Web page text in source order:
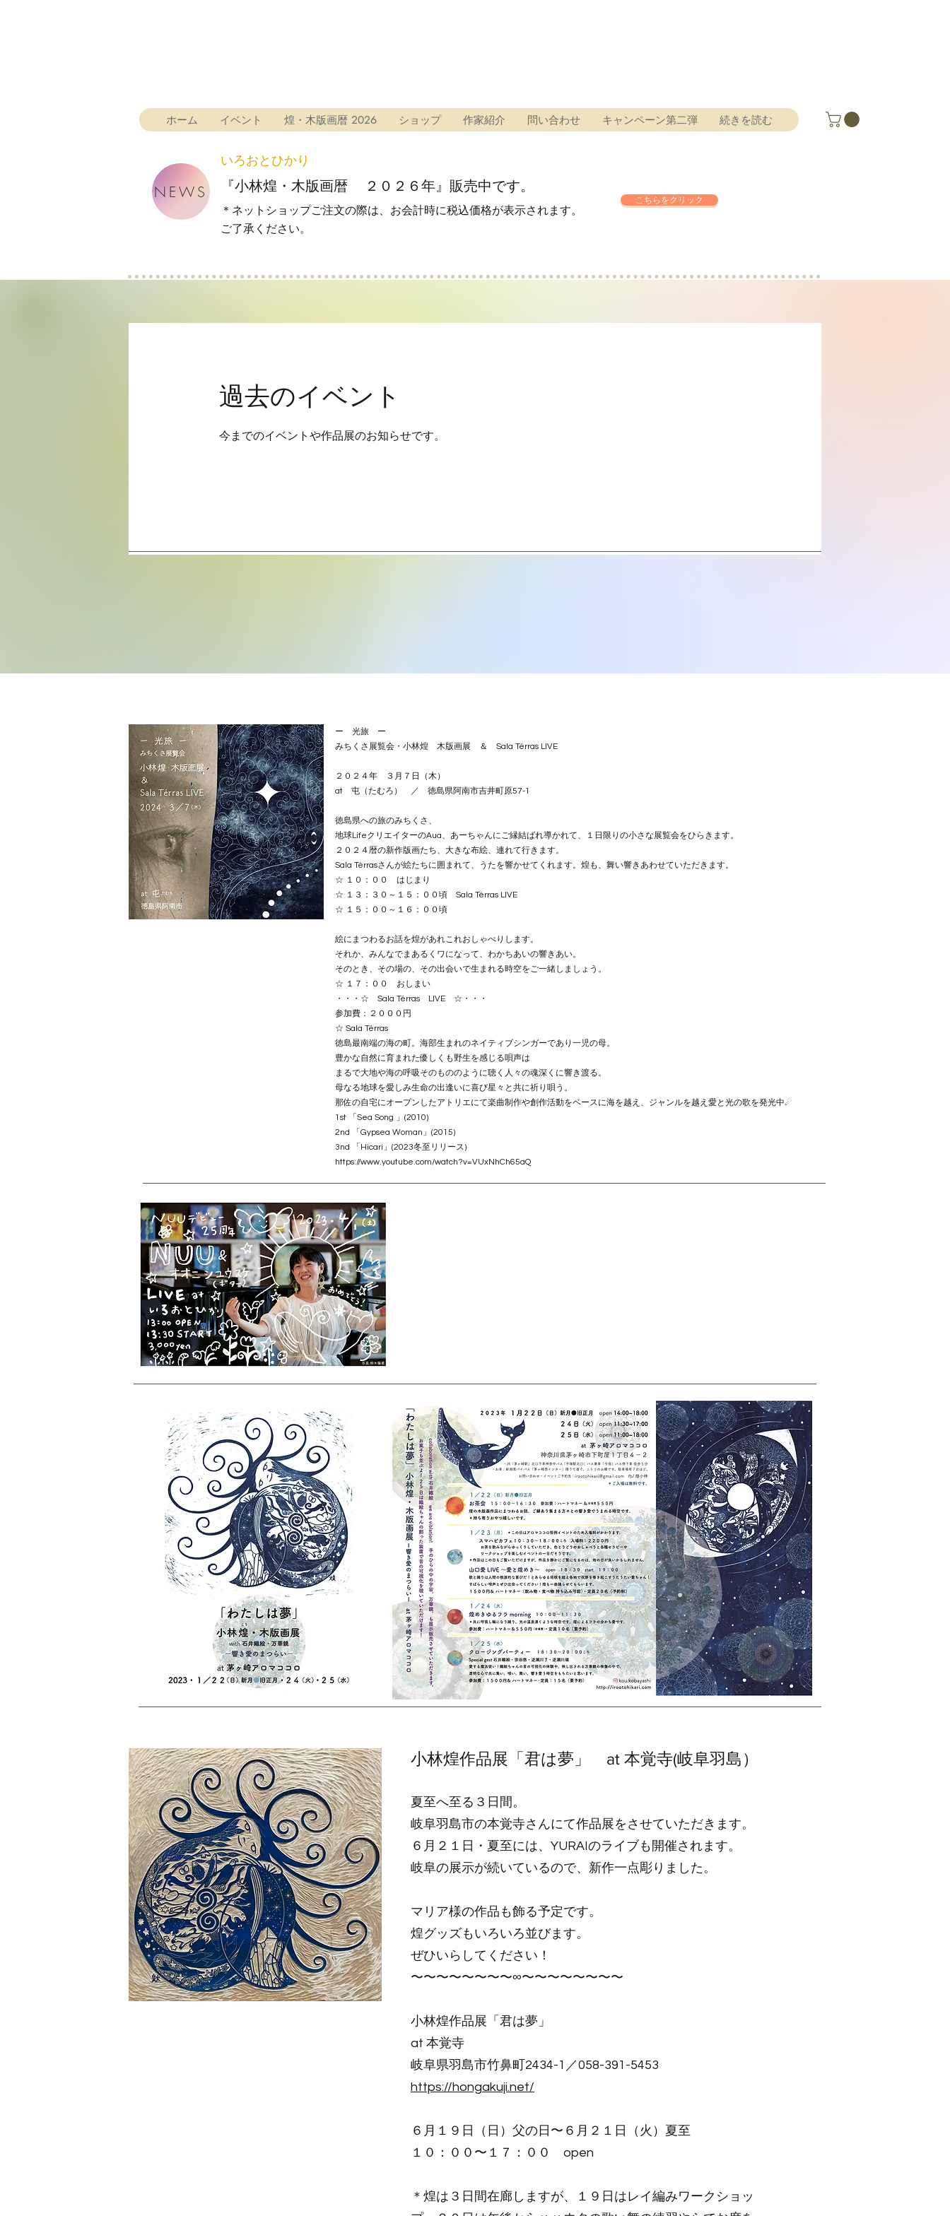
ホーム イベント 煌・木版画暦 2026 ショップ 作家紹介 問い合わせ キャンペーン第二弾 続きを読む
いろおとひかり
『小林煌・木版画暦 ２０２６年』 販売中です。
＊ネットショップご注文の際は、お会計時に税込価格が表示されます。
​ご了承ください。
こちらをクリック
NEWS
​過去のイベント
今までのイベントや作品展のお知らせです。
ー 光旅 ー
みちくさ展覧会・小林煌 木版画展 ＆ Sala Térras LIVE
２０２４年 ３月７日（木）
at 屯（たむろ） ／ 徳島県阿南市吉井町原57-1
徳島県への旅のみちくさ、
地球LifeクリエイターのAua、あーちゃんにご縁結ばれ導かれて、１日限りの小さな展覧会をひらきます。
２０２４暦の新作版画たち、大きな布絵、連れて行きます。
​Sala Térrasさんが絵たちに囲まれて、うたを響かせてくれます。煌も、舞い響きあわせていただきます。
​☆ １０：００ はじまり
​☆ １３：３０～１５：００頃 Sala Térras LIVE
☆ １５：００～１６：００頃
絵にまつわるお話を煌があれこれおしゃべりします。
それか、みんなでまあるくワになって、わかちあいの響きあい。
そのとき、その場の、その出会いで生まれる時空をご一緒しましょう。
​☆ １７：００ おしまい​
・・・☆ Sala Térras LIVE ☆・・・
​参加費：２０００円
​☆ Sala Térras
徳島最南端の海の町。海部生まれのネイティブシンガーであり一児の母。
豊かな自然に育まれた優しくも野生を感じる唄声は
まるで大地や海の呼吸そのもののように聴く人々の魂深くに響き渡る。
母なる地球を愛しみ生命の出逢いに喜び星々と共に祈り唄う。
那佐の自宅にオープンしたアトリエにて楽曲制作や創作活動をベースに海を越え、ジャンルを越え愛と光の歌を発光中☄︎
1st 「Sea Song 」(2010)
2nd 「Gypsea Woman」(2015)
3nd 「Hicari」(2023冬至リリース)
https://www.youtube.com/watch?v=VUxNhCh65aQ
小林煌作品展「君は夢」 at 本覚寺(岐阜羽島）
夏至へ至る３日間。
岐阜羽島市の本覚寺さんにて作品展をさせていただきます。
６月２１日・夏至には、YURAIのライブも開催されます。
岐阜の展示が続いているので、新作一点彫りました。
マリア様の作品も飾る予定です。
煌グッズもいろいろ並びます。
ぜひいらしてください！
〜〜〜〜〜〜〜〜∞〜〜〜〜〜〜〜〜
小林煌作品展「君は夢」
at 本覚寺
岐阜県羽島市竹鼻町2434-1／058-391-5453
https://hongakuji.net/
６月１９日（日）父の日〜６月２１日（火）夏至
１０：００〜１７：００ open
＊煌は３日間在廊しますが、１９日はレイ編みワークショッ